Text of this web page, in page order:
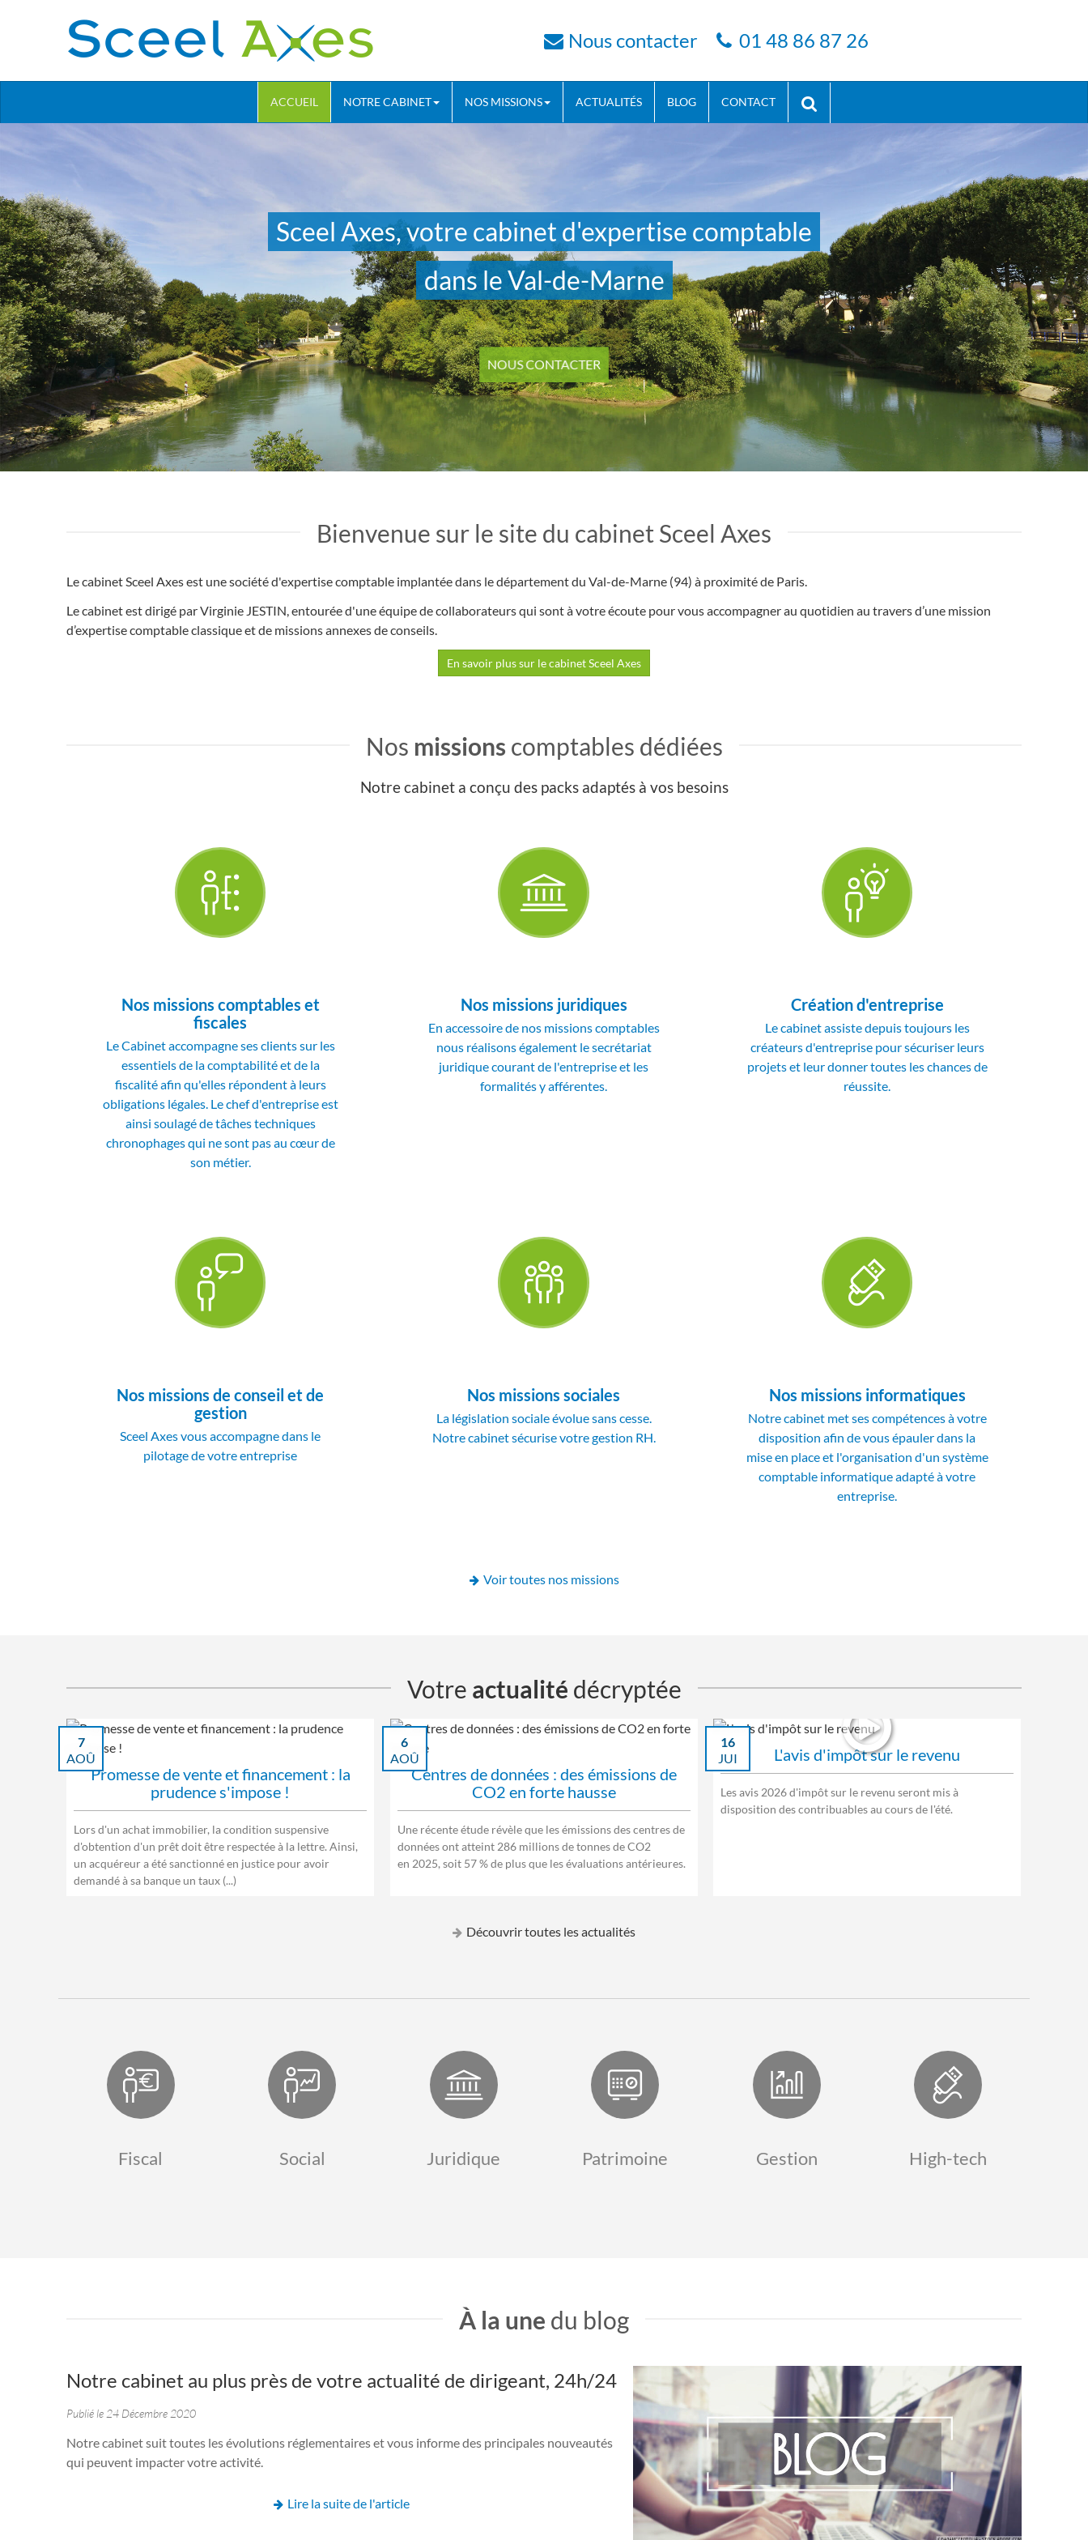
Nous contacter 01 48 86 87 26
ACCUEIL NOTRE CABINET NOS MISSIONS ACTUALITÉS BLOG CONTACT
Sceel Axes, votre cabinet d'expertise comptable
dans le Val-de-Marne
NOUS CONTACTER
Bienvenue sur le site du cabinet Sceel Axes
Le cabinet Sceel Axes est une société d'expertise comptable implantée dans le département du Val-de-Marne (94) à proximité de Paris.
Le cabinet est dirigé par Virginie JESTIN, entourée d'une équipe de collaborateurs qui sont à votre écoute pour vous accompagner au quotidien au travers d’une mission
d’expertise comptable classique et de missions annexes de conseils.
En savoir plus sur le cabinet Sceel Axes
Nos missions comptables dédiées
Notre cabinet a conçu des packs adaptés à vos besoins
Nos missions comptables et
fiscales
Le Cabinet accompagne ses clients sur les
essentiels de la comptabilité et de la
fiscalité afin qu'elles répondent à leurs
obligations légales. Le chef d'entreprise est
ainsi soulagé de tâches techniques
chronophages qui ne sont pas au cœur de
son métier.
Nos missions juridiques
En accessoire de nos missions comptables
nous réalisons également le secrétariat
juridique courant de l'entreprise et les
formalités y afférentes.
Création d'entreprise
Le cabinet assiste depuis toujours les
créateurs d'entreprise pour sécuriser leurs
projets et leur donner toutes les chances de
réussite.
Nos missions de conseil et de
gestion
Sceel Axes vous accompagne dans le
pilotage de votre entreprise
Nos missions sociales
La législation sociale évolue sans cesse.
Notre cabinet sécurise votre gestion RH.
Nos missions informatiques
Notre cabinet met ses compétences à votre
disposition afin de vous épauler dans la
mise en place et l'organisation d'un système
comptable informatique adapté à votre
entreprise.
Voir toutes nos missions
Votre actualité décryptée
Promesse de vente et financement : la
prudence s'impose !
7
AOÛ
Lors d'un achat immobilier, la condition suspensive
d'obtention d'un prêt doit être respectée à la lettre. Ainsi,
un acquéreur a été sanctionné en justice pour avoir
demandé à sa banque un taux (...)
Centres de données : des émissions de
CO2 en forte hausse
6
AOÛ
Une récente étude révèle que les émissions des centres de
données ont atteint 286 millions de tonnes de CO2
en 2025, soit 57 % de plus que les évaluations antérieures.
L'avis d'impôt sur le revenu
16
JUI
Les avis 2026 d'impôt sur le revenu seront mis à
disposition des contribuables au cours de l'été.
Découvrir toutes les actualités
Fiscal Social Juridique Patrimoine Gestion High-tech
À la une du blog
Notre cabinet au plus près de votre actualité de dirigeant, 24h/24
Publié le 24 Décembre 2020
Notre cabinet suit toutes les évolutions réglementaires et vous informe des principales nouveautés
qui peuvent impacter votre activité.
Lire la suite de l'article